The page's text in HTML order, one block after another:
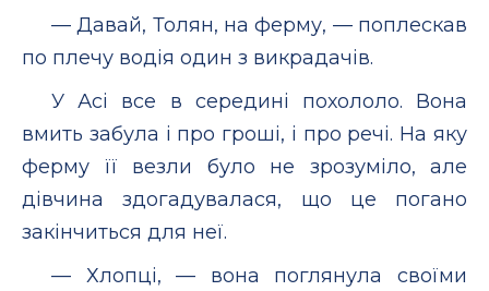
— Давай, Толян, на ферму, — поплескав
по плечу водія один з викрадачів.
У Асі все в середині похололо. Вона
вмить забула і про гроші, і про речі. На яку
ферму її везли було не зрозуміло, але
дівчина здогадувалася, що це погано
закінчиться для неї.
— Хлопці, — вона поглянула своїми